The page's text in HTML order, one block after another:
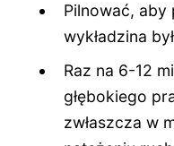
Pilnować, aby
wykładzina
Raz na 6-12
głębokiego
zwłaszcza w